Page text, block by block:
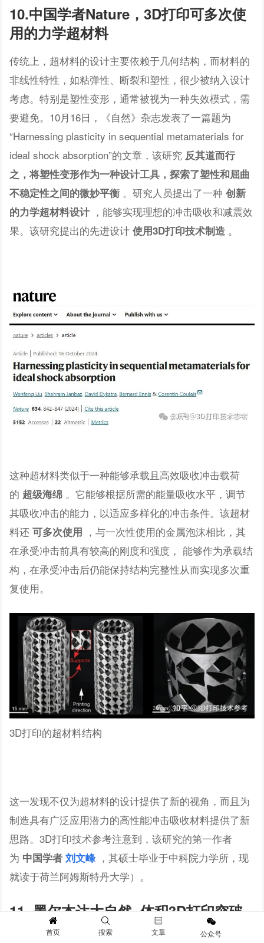
10.中国学者Nature，3D打印可多次使
用的力学超材料
传统上，超材料的设计主要依赖于几何结构，而材料的
非线性特性，如粘弹性、断裂和塑性，很少被纳入设计
考虑。特别是塑性变形，通常被视为一种失效模式，需
要避免。10月16日，《自然》杂志发表了一篇题为
“Harnessing plasticity in sequential metamaterials for
ideal shock absorption”的文章，该研究 反其道而行
之，将塑性变形作为一种设计工具，探索了塑性和屈曲
不稳定性之间的微妙平衡 。研究人员提出了一种 创新
的力学超材料设计 ，能够实现理想的冲击吸收和减震效
果。该研究提出的先进设计 使用3D打印技术制造 。
这种超材料类似于一种能够承载且高效吸收冲击载荷
的 超级海绵 。它能够根据所需的能量吸收水平，调节
其吸收冲击的能力，以适应多样化的冲击条件。该超材
料还 可多次使用 ，与一次性使用的金属泡沫相比，其
在承受冲击前具有较高的刚度和强度， 能够作为承载结
构，在承受冲击后仍能保持结构完整性从而实现多次重
复使用。
3D打印的超材料结构
这一发现不仅为超材料的设计提供了新的视角，而且为
制造具有广泛应用潜力的高性能冲击吸收材料提供了新
思路。3D打印技术参考注意到，该研究的第一作者
为 中国学者 刘文峰，其硕士毕业于中科院力学所，现
就读于荷兰阿姆斯特丹大学）。
11. 墨尔本达大自然, 体积3D打印突破
速度与精度上限
首页 搜索 文章 公众号